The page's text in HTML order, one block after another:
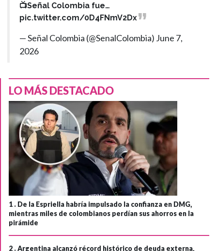
📺Señal Colombia fue…
pic.twitter.com/0D4FNmV2Dx
— Señal Colombia (@SenalColombia) June 7,
2026
LO MÁS DESTACADO
1 . De la Espriella habría impulsado la confianza en DMG,
mientras miles de colombianos perdían sus ahorros en la
pirámide
2 .Argentina alcanzó récord histórico de deuda externa,